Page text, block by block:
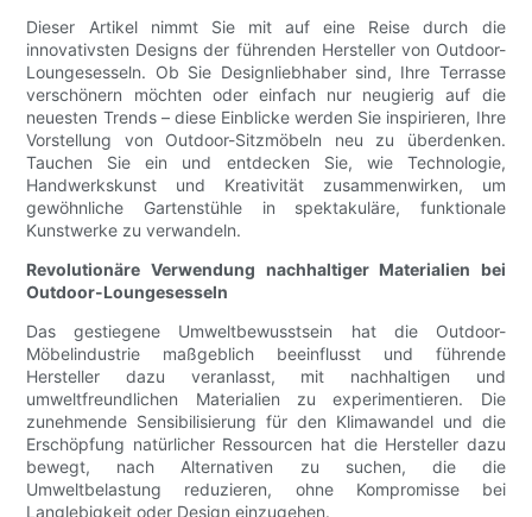
Dieser Artikel nimmt Sie mit auf eine Reise durch die
innovativsten Designs der führenden Hersteller von Outdoor-
Loungesesseln. Ob Sie Designliebhaber sind, Ihre Terrasse
verschönern möchten oder einfach nur neugierig auf die
neuesten Trends – diese Einblicke werden Sie inspirieren, Ihre
Vorstellung von Outdoor-Sitzmöbeln neu zu überdenken.
Tauchen Sie ein und entdecken Sie, wie Technologie,
Handwerkskunst und Kreativität zusammenwirken, um
gewöhnliche Gartenstühle in spektakuläre, funktionale
Kunstwerke zu verwandeln.
Revolutionäre Verwendung nachhaltiger Materialien bei
Outdoor-Loungesesseln
Das gestiegene Umweltbewusstsein hat die Outdoor-
Möbelindustrie maßgeblich beeinflusst und führende
Hersteller dazu veranlasst, mit nachhaltigen und
umweltfreundlichen Materialien zu experimentieren. Die
zunehmende Sensibilisierung für den Klimawandel und die
Erschöpfung natürlicher Ressourcen hat die Hersteller dazu
bewegt, nach Alternativen zu suchen, die die
Umweltbelastung reduzieren, ohne Kompromisse bei
Langlebigkeit oder Design einzugehen.